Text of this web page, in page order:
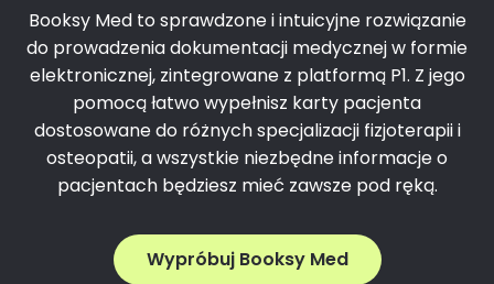
Booksy Med to sprawdzone i intuicyjne rozwiązanie
do prowadzenia dokumentacji medycznej w formie
elektronicznej, zintegrowane z platformą P1. Z jego
pomocą łatwo wypełnisz karty pacjenta
dostosowane do różnych specjalizacji fizjoterapii i
osteopatii, a wszystkie niezbędne informacje o
pacjentach będziesz mieć zawsze pod ręką.
Wypróbuj Booksy Med